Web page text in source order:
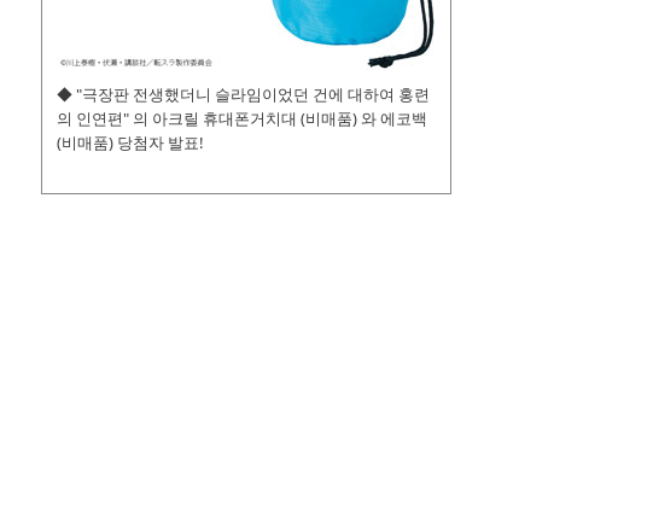
◆ "극장판 전생했더니 슬라임이었던 건에 대하여 홍련
의 인연편" 의 아크릴 휴대폰거치대 (비매품) 와 에코백
(비매품) 당첨자 발표!